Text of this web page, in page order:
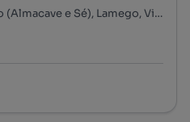
Rua Virgilio Correia, Lamego (Almacave e Sé), Lamego, Viseu